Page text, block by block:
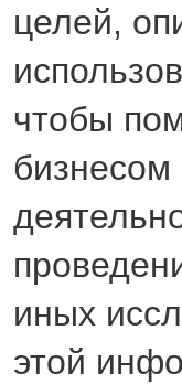
целей,
чтобы
иных
этой